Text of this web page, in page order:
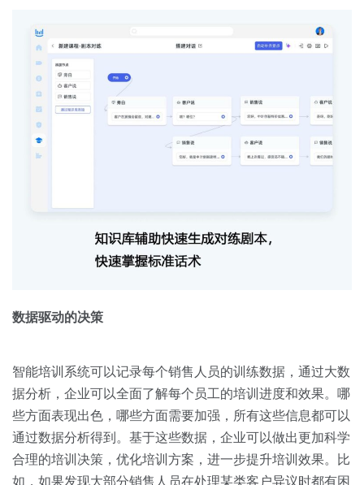
数据驱动的决策
智能培训系统可以记录每个销售人员的训练数据，通过大数
据分析，企业可以全面了解每个员工的培训进度和效果。哪
些方面表现出色，哪些方面需要加强，所有这些信息都可以
通过数据分析得到。基于这些数据，企业可以做出更加科学
合理的培训决策，优化培训方案，进一步提升培训效果。比
如，如果发现大部分销售人员在处理某类客户异议时都有困